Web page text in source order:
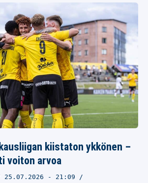
kiistaton ykkönen –
voiton arvoa
25.07.2026 - 21:09